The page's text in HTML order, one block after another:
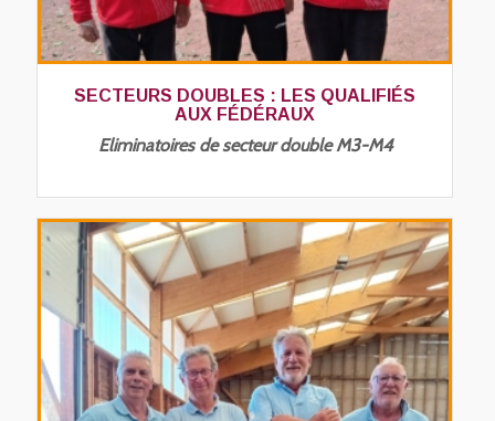
SECTEURS DOUBLES : LES QUALIFIÉS
AUX FÉDÉRAUX
Eliminatoires de secteur double M3-M4